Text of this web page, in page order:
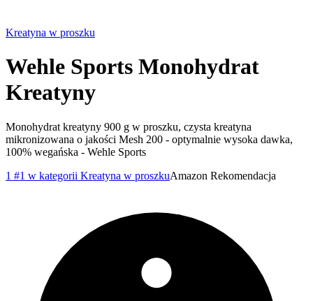
Kreatyna w proszku
Wehle Sports Monohydrat
Kreatyny
Monohydrat kreatyny 900 g w proszku, czysta kreatyna
mikronizowana o jakości Mesh 200 - optymalnie wysoka dawka,
100% wegańska - Wehle Sports
1 #1 w kategorii Kreatyna w proszkuAmazon Rekomendacja